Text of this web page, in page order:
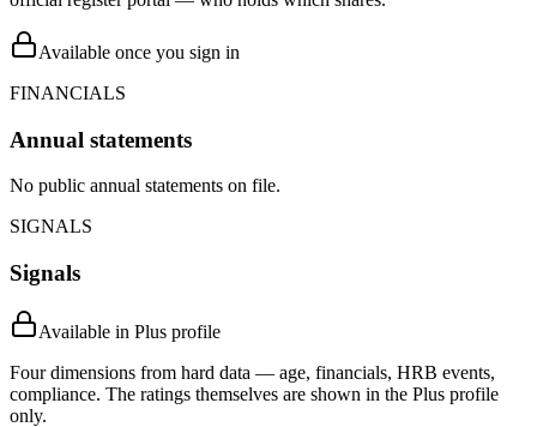
Available once you sign in
FINANCIALS
Annual statements
No public annual statements on file.
SIGNALS
Signals
Available in Plus profile
Four dimensions from hard data — age, financials, HRB events,
compliance. The ratings themselves are shown in the Plus profile
only.